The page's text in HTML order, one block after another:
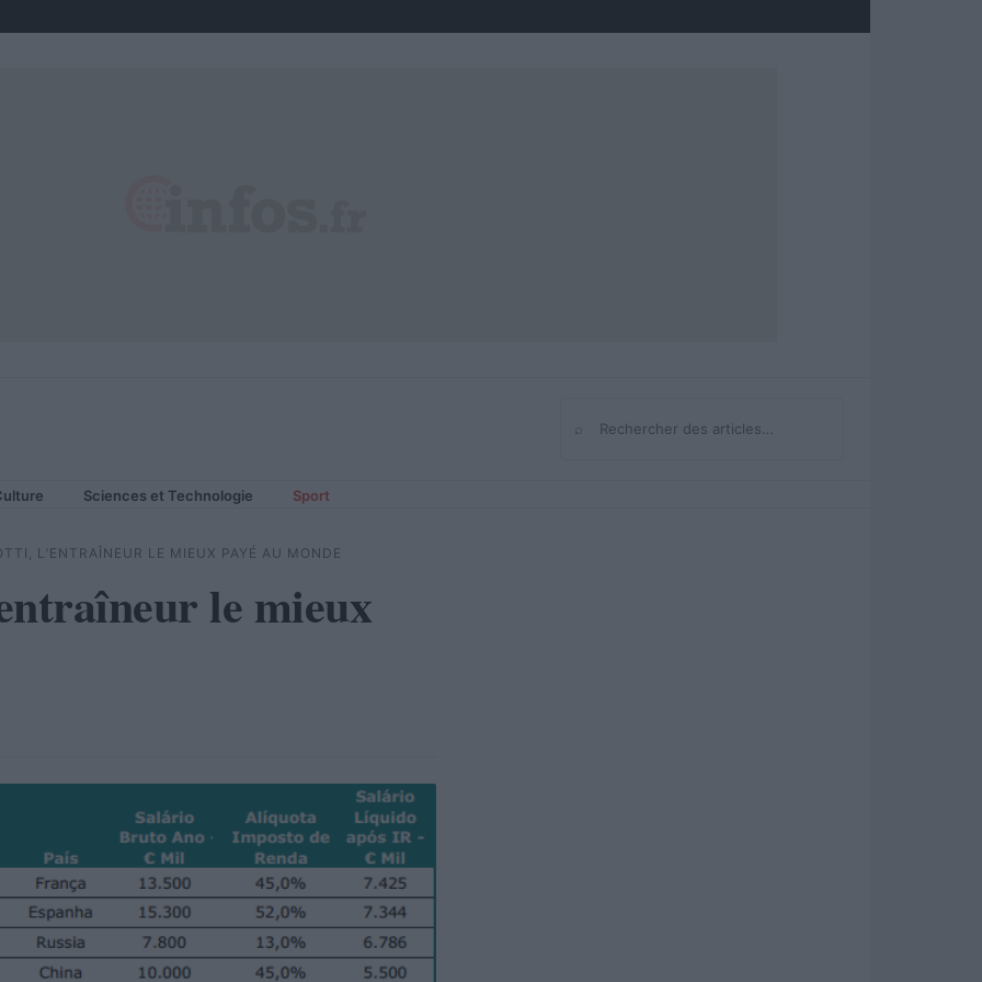
Rechercher
Sciences et Technologie Sport
L’ENTRAÎNEUR LE MIEUX PAYÉ AU MONDE
le mieux